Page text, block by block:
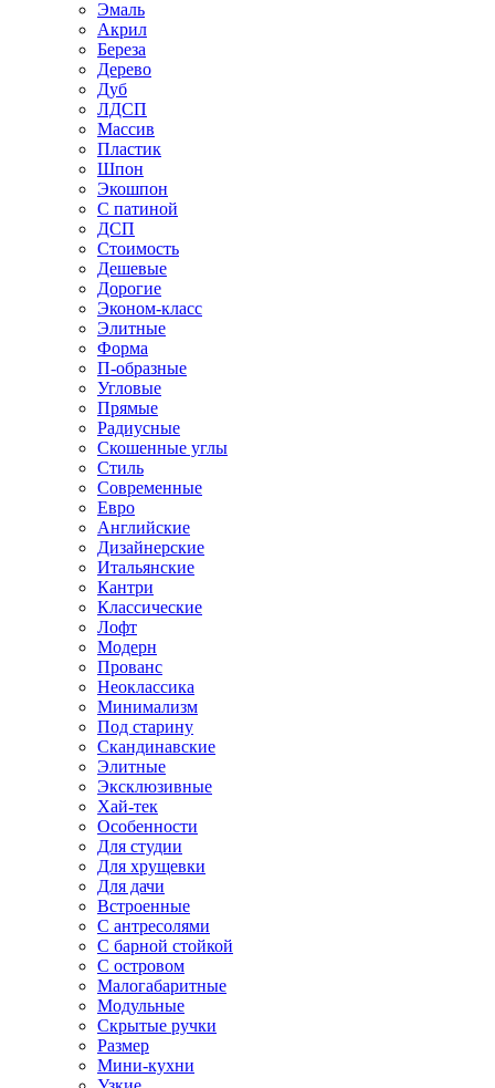
Эмаль
Акрил
Береза
Дерево
Дуб
ЛДСП
Массив
Пластик
Шпон
Экошпон
С патиной
ДСП
Стоимость
Дешевые
Дорогие
Эконом-класс
Элитные
Форма
П-образные
Угловые
Прямые
Радиусные
Скошенные углы
Стиль
Современные
Евро
Английские
Дизайнерские
Итальянские
Кантри
Классические
Лофт
Модерн
Прованс
Неоклассика
Минимализм
Под старину
Скандинавские
Элитные
Эксклюзивные
Хай-тек
Особенности
Для студии
Для хрущевки
Для дачи
Встроенные
С антресолями
С барной стойкой
С островом
Малогабаритные
Модульные
Скрытые ручки
Размер
Мини-кухни